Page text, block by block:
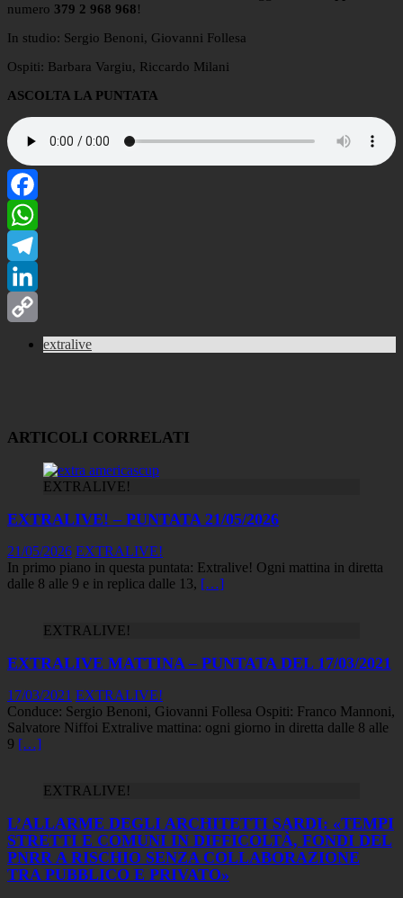
numero 379 2 968 968!
In studio: Sergio Benoni, Giovanni Follesa
Ospiti: Barbara Vargiu, Riccardo Milani
ASCOLTA LA PUNTATA
Facebook
WhatsApp
Telegram
LinkedIn
extralive
ARTICOLI CORRELATI
EXTRALIVE!
EXTRALIVE! – PUNTATA 21/05/2026
21/05/2026 EXTRALIVE!
In primo piano in questa puntata: Extralive! Ogni mattina in diretta
dalle 8 alle 9 e in replica dalle 13, […]
EXTRALIVE!
EXTRALIVE MATTINA – PUNTATA DEL 17/03/2021
17/03/2021 EXTRALIVE!
Conduce: Sergio Benoni, Giovanni Follesa Ospiti: Franco Mannoni,
Salvatore Niffoi Extralive mattina: ogni giorno in diretta dalle 8 alle
9 […]
EXTRALIVE!
L’ALLARME DEGLI ARCHITETTI SARDI: «TEMPI
STRETTI E COMUNI IN DIFFICOLTÀ, FONDI DEL
PNRR A RISCHIO SENZA COLLABORAZIONE
TRA PUBBLICO E PRIVATO»